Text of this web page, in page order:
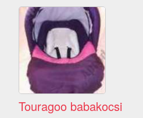
Touragoo babakocsi